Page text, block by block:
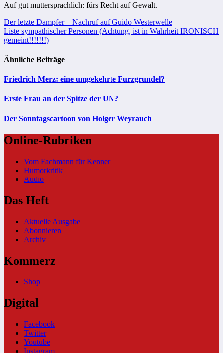
Auf gut muttersprachlich: fürs Recht auf Gewalt.
Beitragsnavigation
Der letzte Dampfer – Nachruf auf Guido Westerwelle
Liste sympathischer Personen (Achtung, ist in Wahrheit IRONISCH
gemeint!!!!!!!)
Ähnliche Beiträge
Friedrich Merz: eine umgekehrte Furzgrundel?
Erste Frau an der Spitze der UN?
Der Sonntagscartoon von Holger Weyrauch
Online-Rubriken
Vom Fachmann für Kenner
Humorkritik
Audio
Das Heft
Aktuelle Ausgabe
Abonnieren
Archiv
Kommerz
Shop
Digital
Facebook
Twitter
Youtube
Instagram